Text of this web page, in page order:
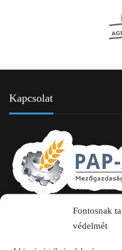
Fontosnak
védelmét
Kapcsolat
2750 Nagykőrös